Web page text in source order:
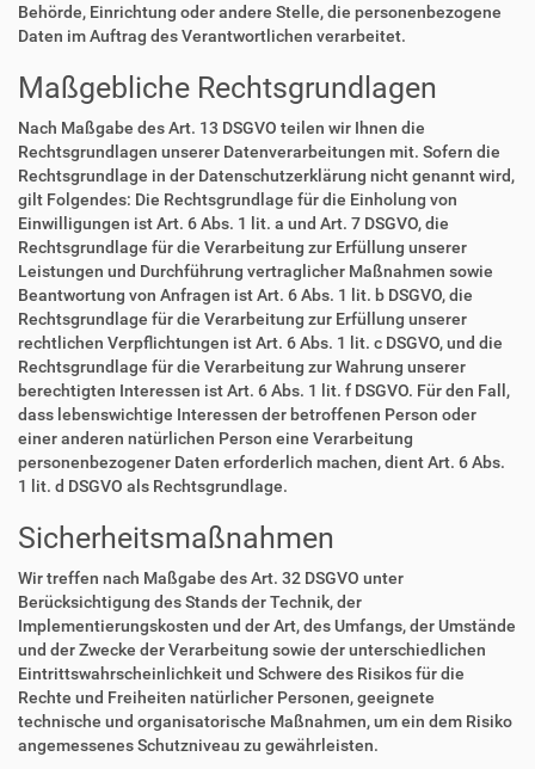
Behörde, Einrichtung oder andere Stelle, die personenbezogene
Daten im Auftrag des Verantwortlichen verarbeitet.
Maßgebliche Rechtsgrundlagen
Nach Maßgabe des Art. 13 DSGVO teilen wir Ihnen die
Rechtsgrundlagen unserer Datenverarbeitungen mit. Sofern die
Rechtsgrundlage in der Datenschutzerklärung nicht genannt wird,
gilt Folgendes: Die Rechtsgrundlage für die Einholung von
Einwilligungen ist Art. 6 Abs. 1 lit. a und Art. 7 DSGVO, die
Rechtsgrundlage für die Verarbeitung zur Erfüllung unserer
Leistungen und Durchführung vertraglicher Maßnahmen sowie
Beantwortung von Anfragen ist Art. 6 Abs. 1 lit. b DSGVO, die
Rechtsgrundlage für die Verarbeitung zur Erfüllung unserer
rechtlichen Verpflichtungen ist Art. 6 Abs. 1 lit. c DSGVO, und die
Rechtsgrundlage für die Verarbeitung zur Wahrung unserer
berechtigten Interessen ist Art. 6 Abs. 1 lit. f DSGVO. Für den Fall,
dass lebenswichtige Interessen der betroffenen Person oder
einer anderen natürlichen Person eine Verarbeitung
personenbezogener Daten erforderlich machen, dient Art. 6 Abs.
1 lit. d DSGVO als Rechtsgrundlage.
Sicherheitsmaßnahmen
Wir treffen nach Maßgabe des Art. 32 DSGVO unter
Berücksichtigung des Stands der Technik, der
Implementierungskosten und der Art, des Umfangs, der Umstände
und der Zwecke der Verarbeitung sowie der unterschiedlichen
Eintrittswahrscheinlichkeit und Schwere des Risikos für die
Rechte und Freiheiten natürlicher Personen, geeignete
technische und organisatorische Maßnahmen, um ein dem Risiko
angemessenes Schutzniveau zu gewährleisten.